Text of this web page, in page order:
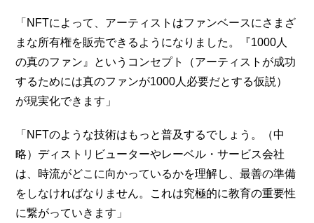
「NFTによって、アーティストはファンベースにさまざ
まな所有権を販売できるようになりました。『1000人
の真のファン』というコンセプト（アーティストが成功
するためには真のファンが1000人必要だとする仮説）
が現実化できます」
「NFTのような技術はもっと普及するでしょう。（中
略）ディストリビューターやレーベル・サービス会社
は、時流がどこに向かっているかを理解し、最善の準備
をしなければなりません。これは究極的に教育の重要性
に繋がっていきます」